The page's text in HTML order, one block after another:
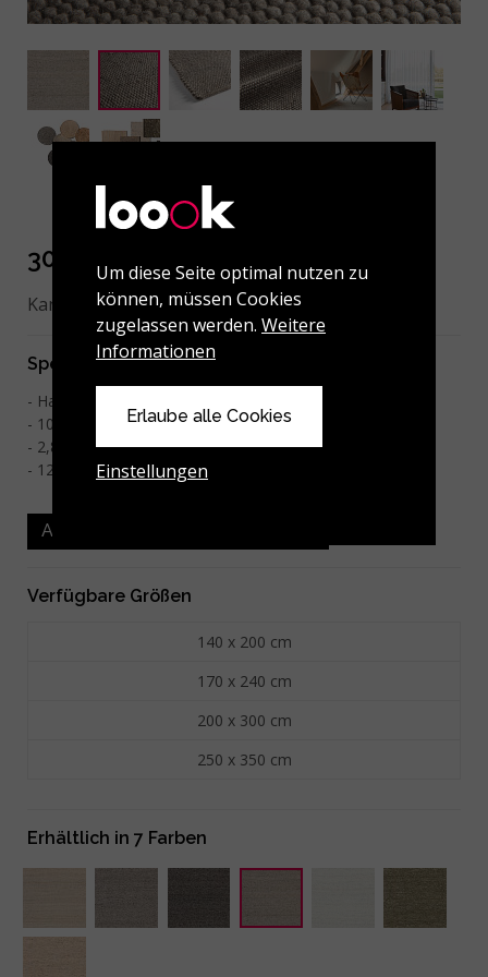
301-001-108 Taupe
Kann nach Maß gefertigt werden.
Spezifikationen
Handgewebt
100% gefilzte Wolle
2,8 kg/m
12 mm dick
Auch als runder Teppich erhältlich
Verfügbare Größen
140 x 200 cm
170 x 240 cm
200 x 300 cm
250 x 350 cm
Erhältlich in 7 Farben
Um diese Seite optimal nutzen zu
können, müssen Cookies
zugelassen werden. Weitere
Informationen
Erlaube alle Cookies
Einstellungen